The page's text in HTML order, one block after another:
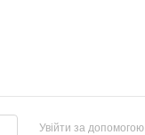
Увійти за допомогою